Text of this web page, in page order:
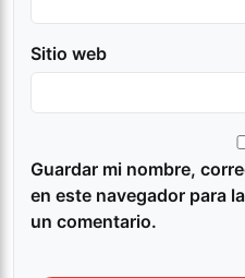
Sitio web
Guardar mi nombre,
en este navegador para
un comentario.